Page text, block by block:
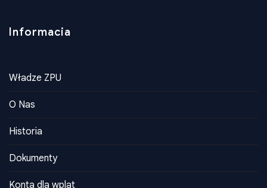
Informacia
Władze ZPU
O Nas
Historia
Dokumenty
Konta dla wplat